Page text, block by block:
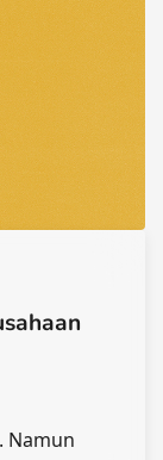
Namun